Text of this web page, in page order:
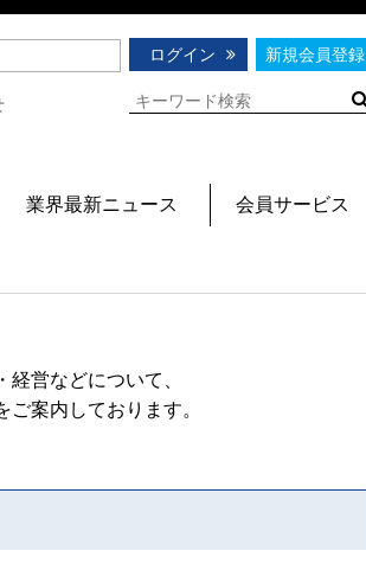
ログイン 新規会員登録
業界最新ニュース 会員サービス
営などについて、
案内しております。